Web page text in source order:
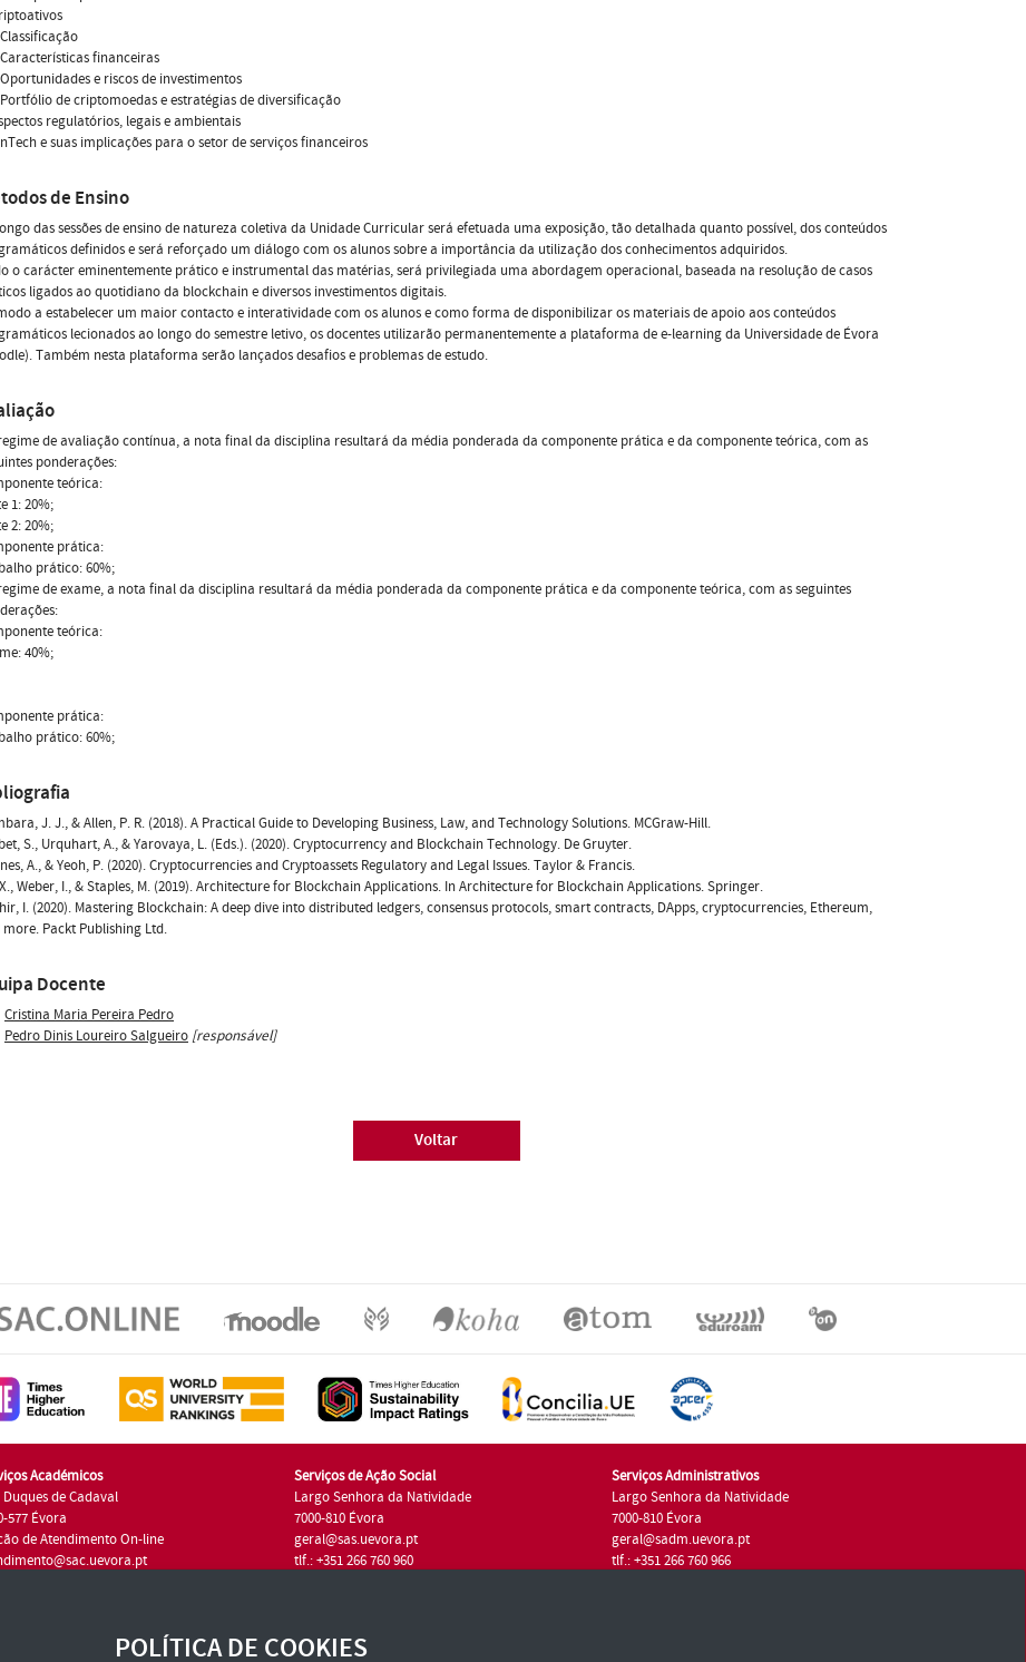
financeiras
e riscos de investimentos
de criptomoedas e estratégias de diversificação
regulatórios, legais e ambientais
e suas implicações para o setor de serviços financeiros
de Ensino
das sessões de ensino de natureza coletiva da Unidade Curricular será efetuada uma exposição, tão detalhada quanto possível, dos conteúdos
definidos e será reforçado um diálogo com os alunos sobre a importância da utilização dos conhecimentos adquiridos.
o carácter eminentemente prático e instrumental das matérias, será privilegiada uma abordagem operacional, baseada na resolução de casos
ligados ao quotidiano da blockchain e diversos investimentos digitais.
a estabelecer um maior contacto e interatividade com os alunos e como forma de disponibilizar os materiais de apoio aos conteúdos
lecionados ao longo do semestre letivo, os docentes utilizarão permanentemente a plataforma de e-learning da Universidade de Évora
Também nesta plataforma serão lançados desafios e problemas de estudo.
de avaliação contínua, a nota final da disciplina resultará da média ponderada da componente prática e da componente teórica, com as
ponderações:
teórica:
1: 20%;
2: 20%;
prática:
prático: 60%;
de exame, a nota final da disciplina resultará da média ponderada da componente prática e da componente teórica, com as seguintes
teórica:
40%;
prática:
prático: 60%;
J. J., & Allen, P. R. (2018). A Practical Guide to Developing Business, Law, and Technology Solutions. MCGraw-Hill.
S., Urquhart, A., & Yarovaya, L. (Eds.). (2020). Cryptocurrency and Blockchain Technology. De Gruyter.
A., & Yeoh, P. (2020). Cryptocurrencies and Cryptoassets Regulatory and Legal Issues. Taylor & Francis.
Weber, I., & Staples, M. (2019). Architecture for Blockchain Applications. In Architecture for Blockchain Applications. Springer.
I. (2020). Mastering Blockchain: A deep dive into distributed ledgers, consensus protocols, smart contracts, DApps, cryptocurrencies, Ethereum,
Packt Publishing Ltd.
Docente
Cristina Maria Pereira Pedro
Pedro Dinis Loureiro Salgueiro [responsável]
Voltar
Académicos
Duques de Cadaval
577 Évora
de Atendimento On-line
Serviços de Ação Social
Largo Senhora da Natividade
7000-810 Évora
geral@sas.uevora.pt
tlf.: +351 266 760 960
Serviços Administrativos
Largo Senhora da Natividade
7000-810 Évora
geral@sadm.uevora.pt
tlf.: +351 266 760 966
POLÍTICA DE COOKIES